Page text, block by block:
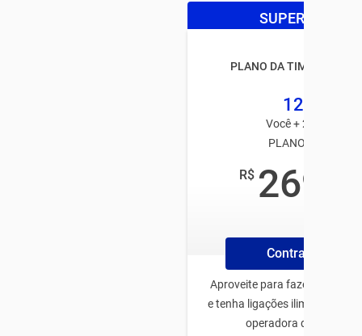
SUPER OFERTA
PLANO DA TIM BLACK
125GB
Você + 2 usuários
PLANO TIM PÓS
R$ 269
Contrate Plano
Aproveite para fazer o plano
e tenha ligações ilimitadas
operadora de todo